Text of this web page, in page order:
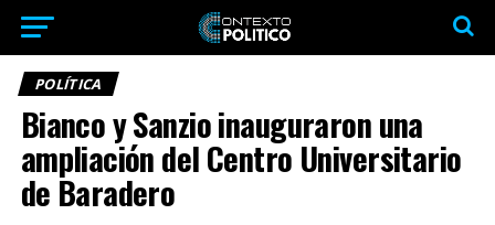
POLÍTICA
Bianco y Sanzio inauguraron una
ampliación del Centro Universitario
de Baradero